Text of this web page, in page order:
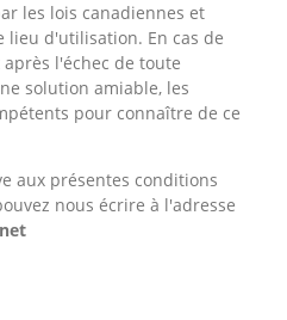
les lois canadiennes et
lieu d'utilisation. En cas de
l'échec de toute
solution amiable, les
pour connaître de ce
aux présentes conditions
nous écrire à l'adresse